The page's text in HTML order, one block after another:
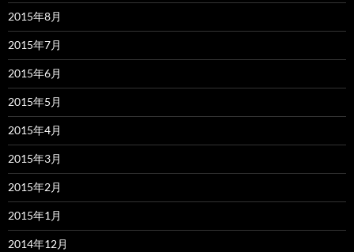
2015年8月
2015年7月
2015年6月
2015年5月
2015年4月
2015年3月
2015年2月
2015年1月
2014年12月